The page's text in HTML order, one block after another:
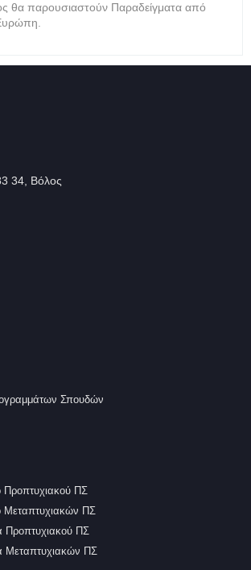
θα παρουσιαστούν Παραδείγματα από
34, Βόλος
Σπουδών
Προπτυχιακού ΠΣ
Μεταπτυχιακών ΠΣ
ΠΣ
Μεταπτυχιακών ΠΣ